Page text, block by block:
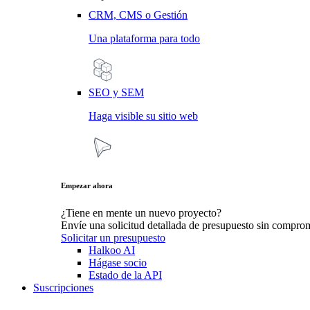
CRM, CMS o Gestión
Una plataforma para todo
SEO y SEM
Haga visible su sitio web
Empezar ahora
¿Tiene en mente un nuevo proyecto?
Envíe una solicitud detallada de presupuesto sin
Solicitar un presupuesto
Halkoo AI
Hágase socio
Estado de la API
Suscripciones